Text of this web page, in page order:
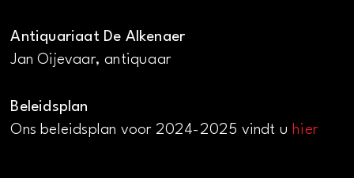
Antiquariaat De Alkenaer
Jan Oijevaar, antiquaar
Beleidsplan
Ons beleidsplan voor 2024-2025 vindt uhier